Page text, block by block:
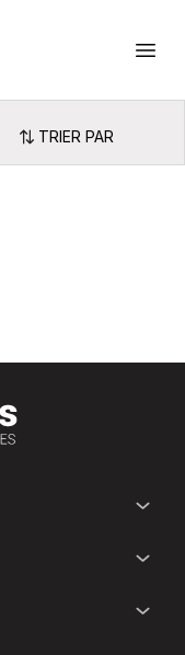
Trier par
TRIER PAR